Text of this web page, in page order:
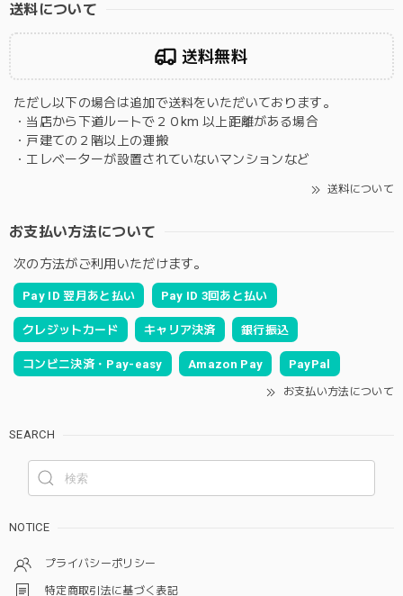
送料について
送料無料
ただし以下の場合は追加で送料をいただいております。
・当店から下道ルートで２０km 以上距離がある場合
・戸建ての２階以上の運搬
・エレベーターが設置されていないマンションなど
送料について
お支払い方法について
次の方法がご利用いただけます。
Pay ID 翌月あと払い Pay ID 3回あと払い
クレジットカード キャリア決済 銀行振込
コンビニ決済・Pay-easy Amazon Pay PayPal
お支払い方法について
SEARCH
NOTICE
プライバシーポリシー
特定商取引法に基づく表記